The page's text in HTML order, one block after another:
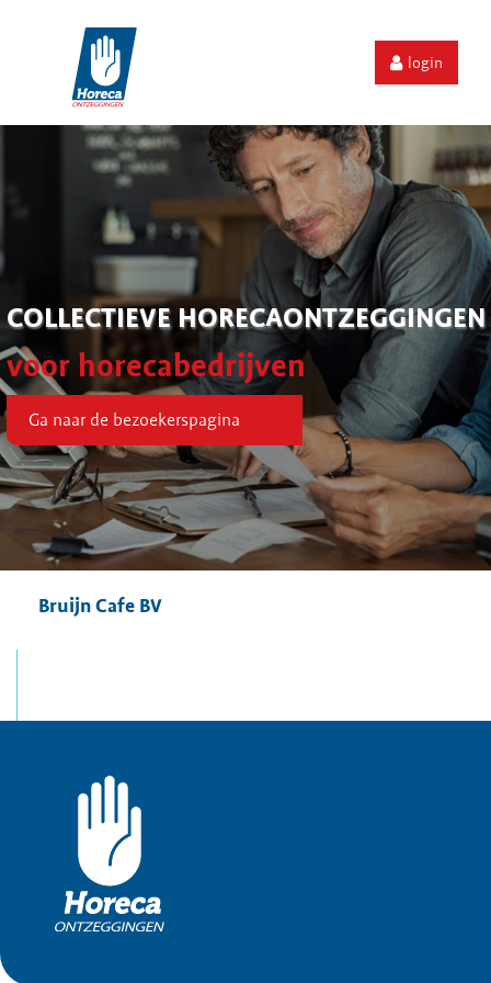
login
COLLECTIEVE HORECAONTZEGGINGEN
voor horecabedrijven
Ga naar de bezoekerspagina
Bruijn Cafe BV